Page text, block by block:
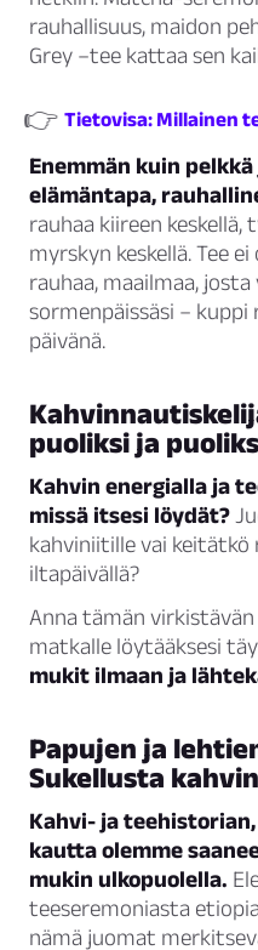
rauhallisuus, maidon
Grey –tee kattaa sen
👉 Tietovisa: Millainen
Enemmän kuin
elämäntapa,
rauhaa kiireen keskellä,
myrskyn keskellä. Tee
rauhaa, maailmaa,
sormenpäissäsi – kuppi
päivänä.
puoliksi ja
Kahvin energialla ja
missä itsesi löydät?
kahviniitille vai keitätkö
iltapäivällä?
Anna tämän
matkalle löytääksesi
mukit ilmaan ja
Papujen ja
Sukellusta
Kahvi- ja
kautta olemme
mukin ulkopuolella.
teeseremoniasta
nämä juomat